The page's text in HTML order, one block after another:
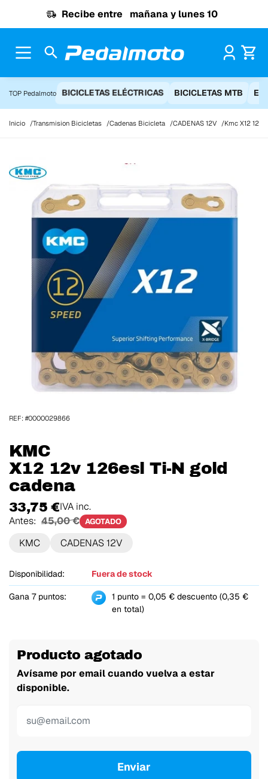
Recibe entre mañana y lunes 10
TOP Pedalmoto BICICLETAS ELÉCTRICAS BICICLETAS MTB
Inicio Transmision Bicicletas Cadenas Bicicleta CADENAS 12V Kmc X12 12v
KMC
X12 12v 126esl Ti-N gold
cadena
33,75 €IVA inc.
Antes: 45,00 € AGOTADO
KMC CADENAS 12V
Disponibilidad: Fuera de stock
Gana 7 puntos:
1 punto = 0,05 € descuento (0,35 €
en total)
Producto agotado
Avísame por email cuando vuelva a estar
disponible.
Enviar
REF: #0000029866